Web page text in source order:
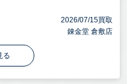
2026/07/15買取
錬金堂 倉敷店
る